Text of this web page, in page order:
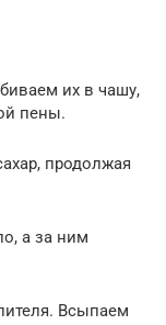
их в чашу,
пены.
продолжая
а за ним
Всыпаем